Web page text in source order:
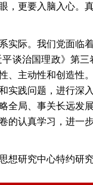
，更要入脑入心
实际。我们党面
谈治国理政》第
、主动性和创造
实践问题，进行
全局、事关长远
的认真学习，进
想研究中心特约研